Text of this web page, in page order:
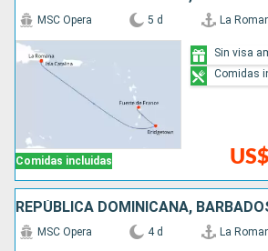
Comidas incluidas
MSC Opera 5 d La
Sin visa
Comidas
REPÚBLICA DOMINICANA,
MSC Opera 4 d La